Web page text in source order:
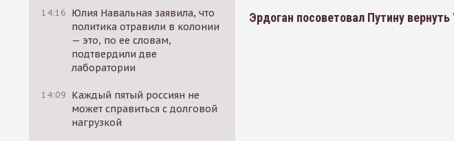
14:16 Юлия Навальная заявила, что
политика отравили в колонии
— это, по ее словам,
подтвердили две
лаборатории
14:09 Каждый пятый россиян не
может справиться с долговой
нагрузкой
Эрдоган посоветовал Путину